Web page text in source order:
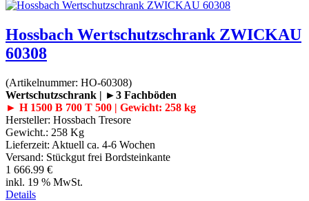
Hossbach Wertschutzschrank ZWICKAU
60308
(Artikelnummer: HO-60308)
Wertschutzschrank | ►3 Fachböden
► H 1500 B 700 T 500 | Gewicht: 258 kg
Hersteller: Hossbach Tresore
Gewicht.: 258 Kg
Lieferzeit: Aktuell ca. 4-6 Wochen
Versand: Stückgut frei Bordsteinkante
1 666.99 €
inkl. 19 % MwSt.
Details